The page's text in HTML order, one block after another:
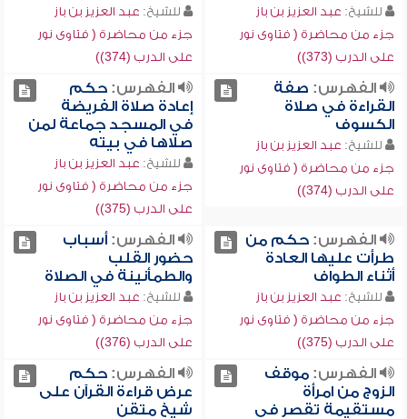
للشيخ: عبد العزيز بن باز
جزء من محاضرة ( فتاوى نور
على الدرب (373))
للشيخ: عبد العزيز بن باز
جزء من محاضرة ( فتاوى نور
على الدرب (374))
الفهرس: صفة
القراءة في صلاة
الكسوف
للشيخ: عبد العزيز بن باز
جزء من محاضرة ( فتاوى نور
على الدرب (374))
الفهرس:حكم
إعادة صلاة الفريضة
في المسجد جماعة لمن
صلاها في بيته
للشيخ: عبد العزيز بن باز
جزء من محاضرة ( فتاوى نور
على الدرب (375))
الفهرس:حكم من
طرأت عليها العادة
أثناء الطواف
للشيخ: عبد العزيز بن باز
جزء من محاضرة ( فتاوى نور
على الدرب (375))
الفهرس:أسباب
حضور القلب
والطمأنينة في الصلاة
للشيخ: عبد العزيز بن باز
جزء من محاضرة ( فتاوى نور
على الدرب (376))
الفهرس:موقف
الزوج من امرأة
مستقيمة تقصر في
الفهرس:حكم
عرض قراءة القرآن على
شيخ متقن